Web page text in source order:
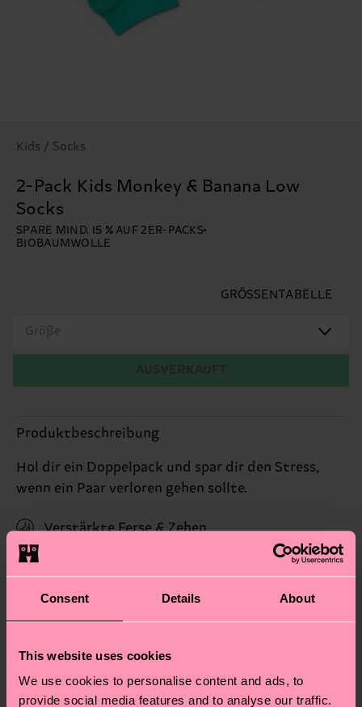
Consent Details About
This website uses cookies
We use cookies to personalise content and ads, to
provide social media features and to analyse our traffic.
Kids / Socks
2-Pack Kids Monkey & Banana Low
Socks
SPARE MIND. 15 % AUF 2ER-PACKS
BIOBAUMWOLLE
GRÖSSENTABELLE
Größe
Produktbeschreibung
Hol dir ein Doppelpack und spar dir den Stress,
wenn ein Paar verloren gehen sollte.
Verstärkte Ferse & Zehen
ID: KMNB02-7000
Materials
ARTIKEL 1:77% Cotton, 22% Polyamide, 1%
Nachhaltigkeit